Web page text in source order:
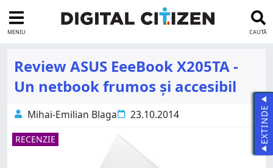
MENIU CAUTĂ
Review ASUS EeeBook X205TA -
Un netbook frumos și accesibil
Mihai-Emilian Blaga 23.10.2014
RECENZIE EXTINDE